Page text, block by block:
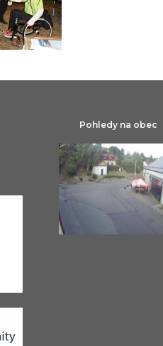
Pohledy na obec